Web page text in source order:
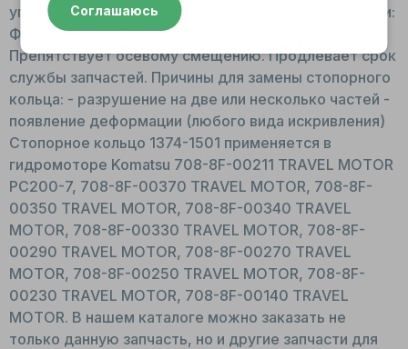
упрощения демонтажа стопорного кольца. Функции:
Фиксация деталей в отверстии блока цилиндров.
Препятствует осевому смещению. Продлевает срок
службы запчастей. Причины для замены стопорного
кольца: - разрушение на две или несколько частей -
появление деформации (любого вида искривления)
Стопорное кольцо 1374-1501 применяется в
гидромоторе Komatsu 708-8F-00211 TRAVEL MOTOR
PC200-7, 708-8F-00370 TRAVEL MOTOR, 708-8F-
00350 TRAVEL MOTOR, 708-8F-00340 TRAVEL
MOTOR, 708-8F-00330 TRAVEL MOTOR, 708-8F-
00290 TRAVEL MOTOR, 708-8F-00270 TRAVEL
MOTOR, 708-8F-00250 TRAVEL MOTOR, 708-8F-
00230 TRAVEL MOTOR, 708-8F-00140 TRAVEL
MOTOR. В нашем каталоге можно заказать не
только данную запчасть, но и другие запчасти для
Соглашаюсь